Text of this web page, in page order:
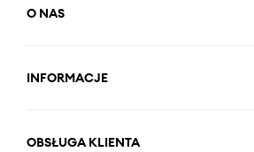
O NAS
INFORMACJE
OBSŁUGA KLIENTA